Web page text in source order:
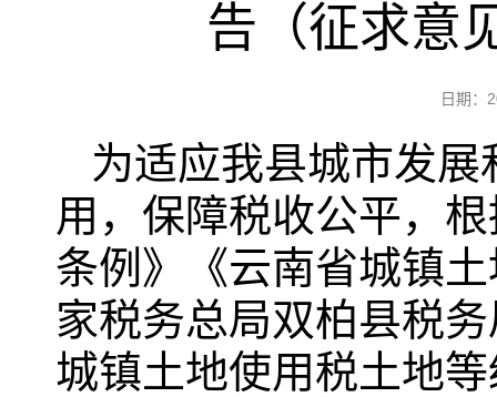
告（征求意
日期
为适应我县城市发
用，保障税收公平，
条例》《云南省城镇
家税务总局双柏县税
城镇土地使用税土地